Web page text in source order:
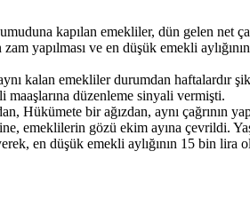
kapılan emekliler, dün gelen net
yapılması ve en düşük emekli
kalan emekliler durumdan haftalardır
maaşlarına düzenleme sinyali vermişti.
bir ağızdan, aynı çağrının
emeklilerin gözü ekim ayına çevrildi.
en düşük emekli aylığının 15 bin lira